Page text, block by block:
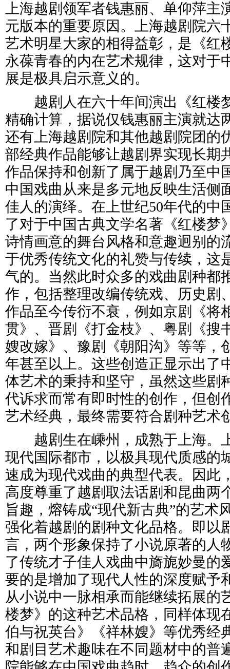
上海越剧领军者钱惠丽、单仰萍主
元版本的重要原因。上海越剧院六
艺术明星大家的相得益彰，是《红
永葆青春的内在艺术规律，这对于
展是极具启示意义的。
越剧人在六十年间演出《红楼
精确计算，据说仅钱惠丽主演就达
还有上海越剧院和其他越剧院团的
部经典作品能够让越剧界实现长期
作品保持和创新了属于越剧乃至中
中国戏曲从来是多元地反映生活侧
佳人的演绎。在上世纪50年代的中
了对于中国古典文学名著《红楼梦
诗情画意的舞台风格和意趣迥别的
于优秀传统文化的礼赞与传续，这
气的。当然此时众多的戏曲剧种都
作，包括整理改编传统戏、历史剧
作品至今传衍不衰，例如京剧《将
贯》、晋剧《打金枝》、粤剧《搜
嫂改嫁》、豫剧《朝阳沟》等等，
年甚至以上。这些创造正显示出了
体艺术的秉持和坚守，虽然这些剧
代诉求而常有即时性的创作，但创
艺术经典，最终需要符合剧种艺术
越剧生在嵊州，成熟于上海。
现代国际都市，以极具现代质感的
速成为现代戏曲的典型代表。因此
高度尊重了越剧取法话剧和昆曲两
旨趣，熔铸成“现代新古典”的艺术
强化着越剧的剧种文化品格。即以
言，两个形象保持了小说原著的人
了传统才子佳人戏曲中旖旎妙曼的
要的是增加了现代人性的深度赋予
从小说中一脉相承而能继续拓展的
楼梦》的这种艺术品格，同样体现
伯与祝英台》《祥林嫂》等优秀经
和剧目艺术趣味在不同题材中的普